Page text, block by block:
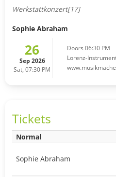
Werkstattkonzert[17]
Sophie Abraham
26
Sep 2026
Sat, 07:30 PM
Doors 06:30 PM
Lorenz-
Tickets
Normal
Sophie Abraham